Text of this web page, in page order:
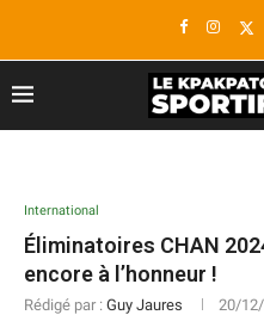
International
Éliminatoires CHAN
encore à l’honneur !
Rédigé par : Guy Jaures 20/